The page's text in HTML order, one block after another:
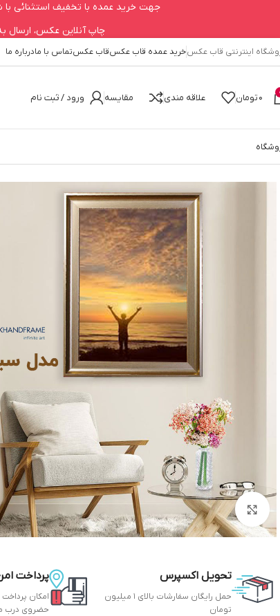
اینترنتی قاب عکسخرید عمده قاب عکسقاب عکستماس با مادرباره ما
0تومان علاقه مندی مقایسه
ورود / ثبت نام
بزرگنمایی تصویر
تحویل اکسپرس
حمل رایگان سفارشات بالای 1 میلیون
تومان
پرداخت
امکان پرداخت
حضروی درب
جهت خرید عمده با تخفیف استثنائی با شماره 09123979756 تماس
چاپ آنلاین عکس، ارسال به سراسر